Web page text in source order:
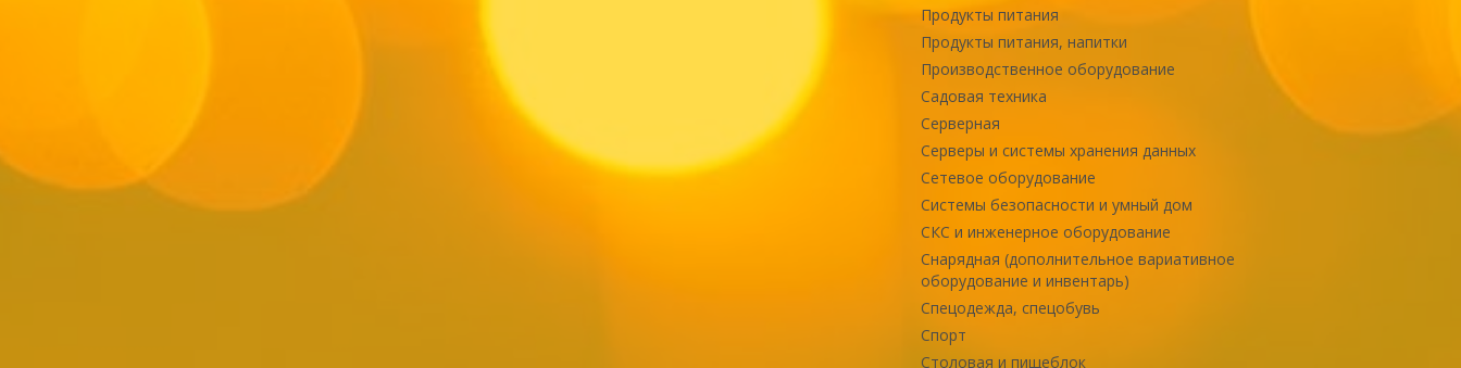
Продукты питания
Продукты питания, напитки
Производственное оборудование
Садовая техника
Серверная
Серверы и системы хранения данных
Сетевое оборудование
Системы безопасности и умный дом
СКС и инженерное оборудование
Снарядная (дополнительное вариативное
оборудование и инвентарь)
Спецодежда, спецобувь
Спорт
Столовая и пищеблок